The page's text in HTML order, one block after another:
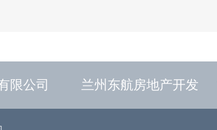
限公司 兰州东航房地产开发